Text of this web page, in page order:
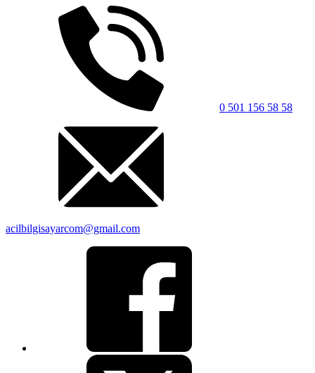
0 501 156 58 58
acilbilgisayarcom@gmail.com